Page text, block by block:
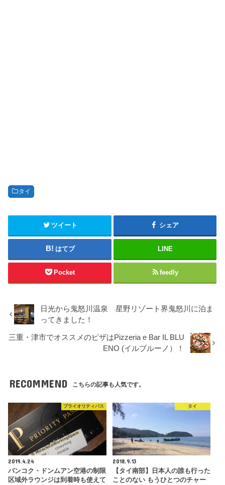
タイ
ツイート シェア
はてブ LINE
Pocket feedly
日光から鬼怒川温泉 星野リゾート界鬼怒川に泊ま
ってきました！
三重・津市でオススメのピザはPizzeria e Bar IL BLU
ENO (イルブルーノ）！
RECOMMEND こちらの記事も人気です。
プライオリティパス
2019.4.24
バンコク・ドンムアン空港の制限
区域外ラウンジは到着時も使えて
タイ
2018.9.13
【タイ南部】日本人の誰も行った
ことのない もうひとつのチャー